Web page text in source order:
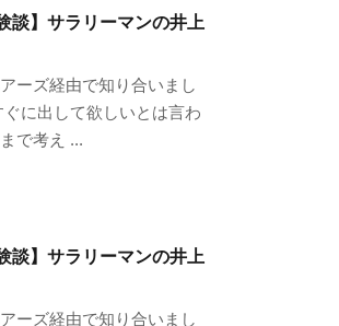
談】サラリーマンの井上
ーズ経由で知り合いまし
に出して欲しいとは言わ
で考え ...
談】サラリーマンの井上
ーズ経由で知り合いまし